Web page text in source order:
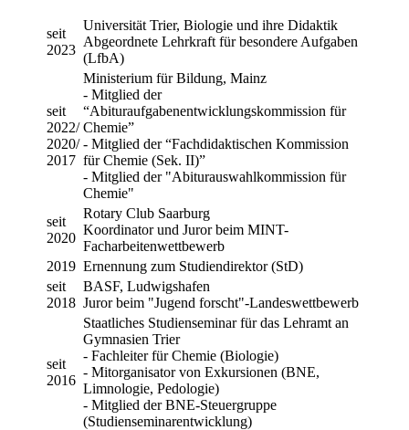
seit
2023
Universität Trier, Biologie und ihre Didaktik
Abgeordnete Lehrkraft für besondere Aufgaben
(LfbA)
seit
2022/
2020/
2017
Ministerium für Bildung, Mainz
- Mitglied der
“Abituraufgabenentwicklungskommission für
Chemie”
- Mitglied der “Fachdidaktischen Kommission
für Chemie (Sek. II)”
- Mitglied der "Abiturauswahlkommission für
Chemie"
seit
2020
Rotary Club Saarburg
Koordinator und Juror beim MINT-
Facharbeitenwettbewerb
2019 Ernennung zum Studiendirektor (StD)
seit
2018
BASF, Ludwigshafen
Juror beim "Jugend forscht"-Landeswettbewerb
seit
2016
Staatliches Studienseminar für das Lehramt an
Gymnasien Trier
- Fachleiter für Chemie (Biologie)
- Mitorganisator von Exkursionen (BNE,
Limnologie, Pedologie)
- Mitglied der BNE-Steuergruppe
(Studienseminarentwicklung)